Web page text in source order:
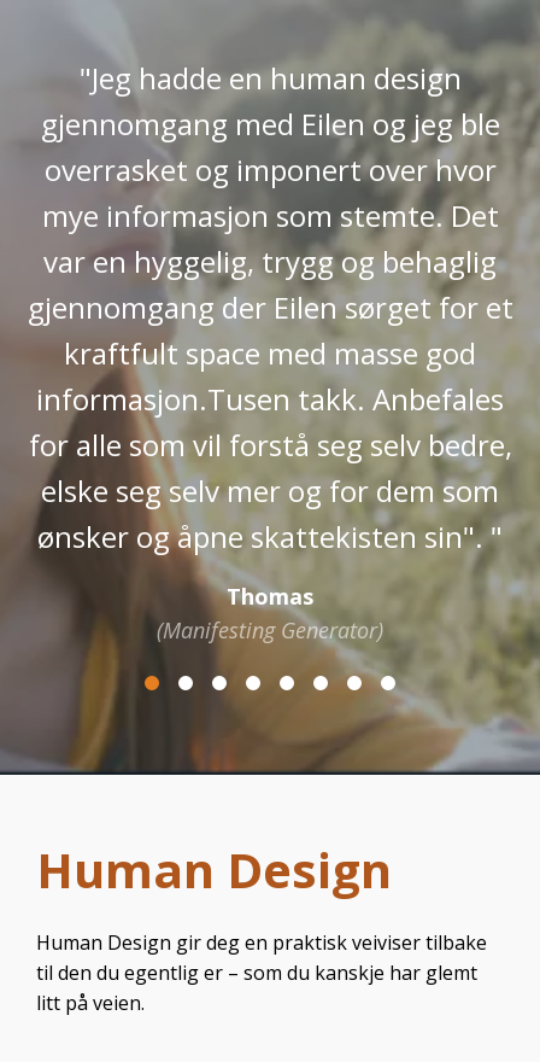
design
og jeg ble
over hvor
stemte. Det
og behaglig
sørget for et
masse god
Anbefales
selv bedre,
for dem som
sin". "
"Så utrolig
i mitt Human
hvorfor jeg har
mange av jobbene
hvilke type jobber
til
Human Design gir deg en praktisk veiviser tilbake
litt på veien.